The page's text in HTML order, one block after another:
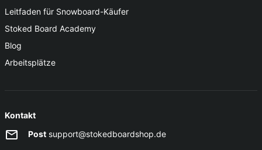
Leitfaden für Snowboard-Käufer
Stoked Board Academy
Blog
Arbeitsplätze
Kontakt
Post support@stokedboardshop.de